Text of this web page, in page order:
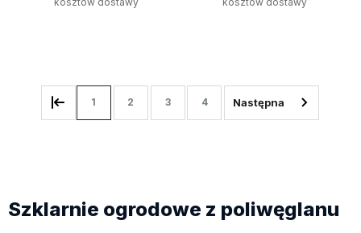
1 2 3 4
Szklarnie ogrodowe z poliwęglanu